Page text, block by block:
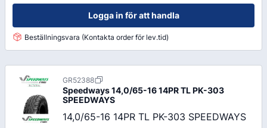
Logga in för att handla
Beställningsvara (Kontakta order för lev.tid)
GR52388
Speedways14,0/65-16 14PR TL PK-303
SPEEDWAYS
14,0/65-16 14PR TL PK-303 SPEEDWAYS